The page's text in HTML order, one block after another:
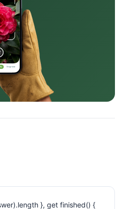
}, get finished() {